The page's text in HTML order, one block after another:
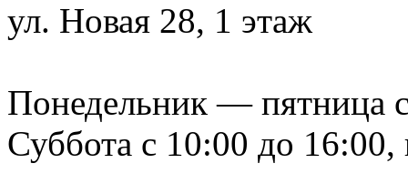
ул. Новая 28, 1 этаж
Понедельник — пятница
Суббота с 10:00 до